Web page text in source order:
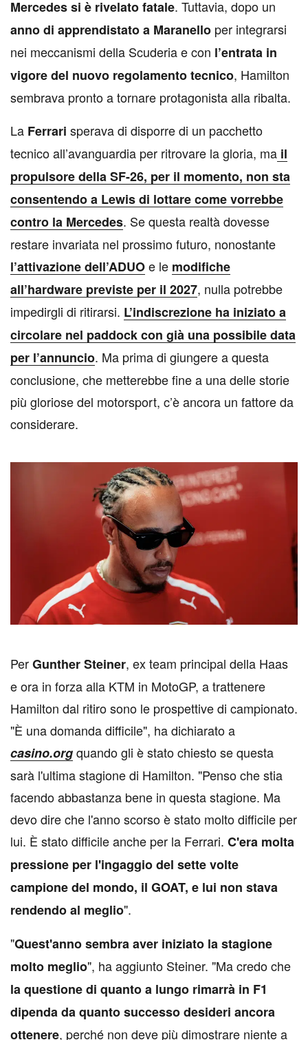
Mercedes si è rivelato fatale. Tuttavia, dopo un
anno di apprendistato a Maranello per integrarsi
nei meccanismi della Scuderia e con l’entrata in
vigore del nuovo regolamento tecnico, Hamilton
sembrava pronto a tornare protagonista alla ribalta.
La Ferrari sperava di disporre di un pacchetto
tecnico all’avanguardia per ritrovare la gloria, ma il
propulsore della SF-26, per il momento, non sta
consentendo a Lewis di lottare come vorrebbe
contro la Mercedes. Se questa realtà dovesse
restare invariata nel prossimo futuro, nonostante
l’attivazione dell’ADUOe le modifiche
all’hardware previste per il 2027, nulla potrebbe
impedirgli di ritirarsi. L’indiscrezione ha iniziato a
circolare nel paddock con già una possibile data
per l’annuncio. Ma prima di giungere a questa
conclusione, che metterebbe fine a una delle storie
più gloriose del motorsport, c’è ancora un fattore da
considerare.
PerGunther Steiner, ex team principal della Haas
e ora in forza alla KTM in MotoGP, a trattenere
Hamilton dal ritiro sono le prospettive di campionato.
"È una domanda difficile", ha dichiarato a
casino.orgquando gli è stato chiesto se questa
sarà l'ultima stagione di Hamilton. "Penso che stia
facendo abbastanza bene in questa stagione. Ma
devo dire che l'anno scorso è stato molto difficile per
lui. È stato difficile anche per la Ferrari. C'era molta
pressione per l'ingaggio del sette volte
campione del mondo, il GOAT, e lui non stava
rendendo al meglio".
"Quest'anno sembra aver iniziato la stagione
molto meglio", ha aggiunto Steiner. "Ma credo che
la questione di quanto a lungo rimarrà in F1
dipenda da quanto successo desideri ancora
ottenere, perché non deve più dimostrare niente a